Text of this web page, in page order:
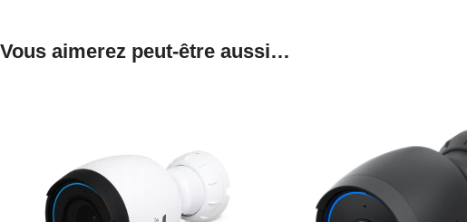
Vous aimerez peut-être aussi…